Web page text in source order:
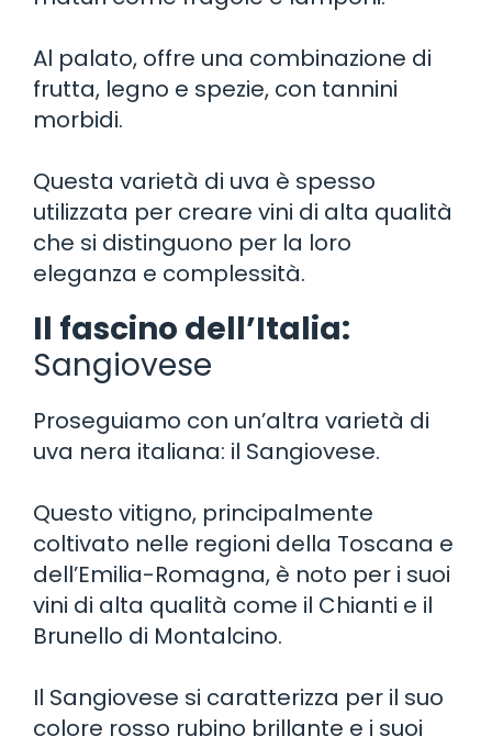
Al palato, offre una combinazione di
frutta, legno e spezie, con tannini
morbidi.
Questa varietà di uva è spesso
utilizzata per creare vini di alta qualità
che si distinguono per la loro
eleganza e complessità.
Il fascino dell’Italia:
Sangiovese
Proseguiamo con un’altra varietà di
uva nera italiana: il Sangiovese.
Questo vitigno, principalmente
coltivato nelle regioni della Toscana e
dell’Emilia-Romagna, è noto per i suoi
vini di alta qualità come il Chianti e il
Brunello di Montalcino.
Il Sangiovese si caratterizza per il suo
colore rosso rubino brillante e i suoi